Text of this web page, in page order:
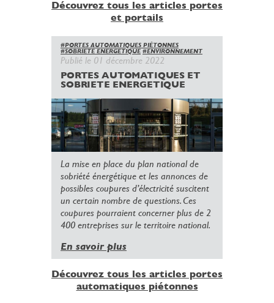
Découvrez tous les articles portes
et portails
#PORTES AUTOMATIQUES PIÉTONNES
#SOBRIETE ENERGETIQUE #ENVIRONNEMENT
Publié le 01 décembre 2022
PORTES AUTOMATIQUES ET
SOBRIETE ENERGETIQUE
La mise en place du plan national de
sobriété énergétique et les annonces de
possibles coupures d’électricité suscitent
un certain nombre de questions. Ces
coupures pourraient concerner plus de 2
400 entreprises sur le territoire national.
En savoir plus
Découvrez tous les articles portes
automatiques piétonnes